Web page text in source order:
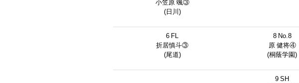
小笠原 颯③
(日川)
6 FL
折居慎斗③
(尾道)
8 No.8
原 健将④
(桐蔭学園)
9 SH